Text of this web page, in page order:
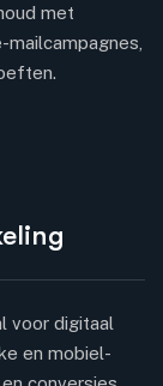
met
voor digitaal
en mobiel-